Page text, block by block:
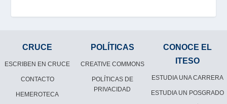
CRUCE
ESCRIBEN EN CRUCE
CONTACTO
HEMEROTECA
POLÍTICAS
CREATIVE COMMONS
POLÍTICAS DE
PRIVACIDAD
CONOCE EL
ITESO
ESTUDIA UNA CARRERA
ESTUDIA UN POSGRADO